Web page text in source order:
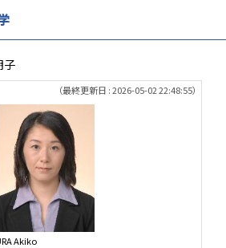
子
（最終更新日 : 2026-05-02 22:48:55）
Akiko